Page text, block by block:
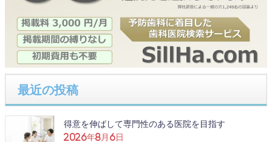
最近の投稿
得意を伸ばして専門性のある医院を目指す
2026年8月6日